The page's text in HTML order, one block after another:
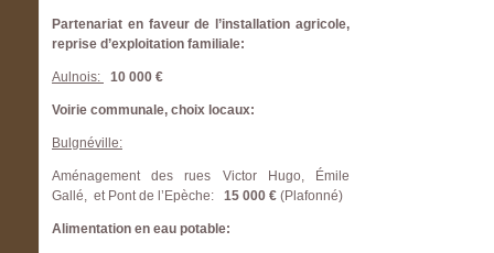
Partenariat en faveur de l’installation agricole,
reprise d’exploitation familiale:
Aulnois: 10 000 €
Voirie communale, choix locaux:
Bulgnéville:
Aménagement des rues Victor Hugo, Émile
Gallé, et Pont de l’Epèche: 15 000 € (Plafonné)
Alimentation en eau potable: